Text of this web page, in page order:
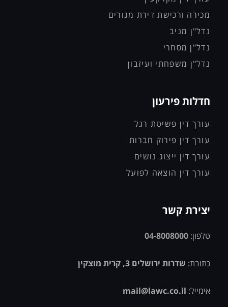
מכירה ורכישת דירת מגורים
נדל"ן מניב
נדל"ן מסחרי
נדל"ן משפחתי ועיזבון
חדלות פירעון
עורך דין פשיטת רגל
עורך דין פירוק חברות
עורך דין ייצוג נושים
עורך דין הוצאה לפועל
יצירת קשר
טלפון: 04-8008000
כתובת: שדרות ירושלים 3, קרית מוצקין
אימייל: mail@lawc.co.il